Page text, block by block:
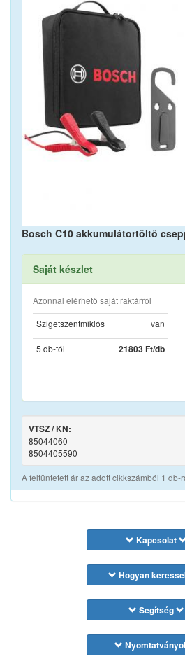
Bosch C10 akkumulátortöltő
Saját készlet
Azonnal elérhető saját raktárról
Szigetszentmiklós
van
5 db-tól 21803 Ft/db
VTSZ / KN:
85044060
8504405590
A feltüntetett ár az adott cikkszámból 1 db-
Kapcsolat
Hogyan
Segítség